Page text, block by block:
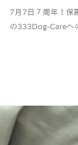
7月7日７周年！保
の333Dog-Careへ